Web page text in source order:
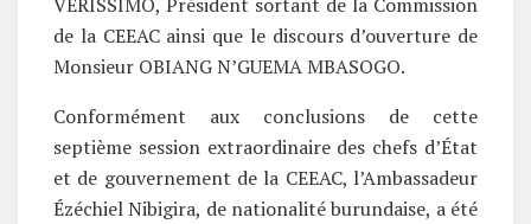
de la CEEAC ainsi que le discours d’ouverture de
Monsieur OBIANG N’GUEMA MBASOGO.
Conformément aux conclusions de cette
septième session extraordinaire des chefs d’État
et de gouvernement de la CEEAC, l’Ambassadeur
Ézéchiel Nibigira, de nationalité burundaise, a été